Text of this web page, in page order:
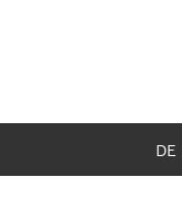
DE